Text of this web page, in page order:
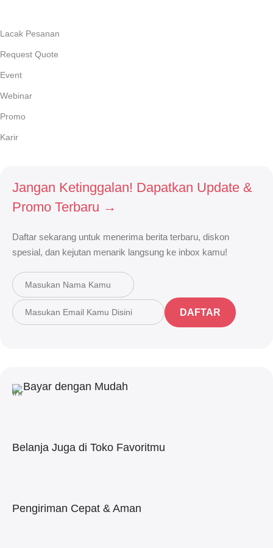
Lacak Pesanan
Request Quote
Event
Webinar
Promo
Karir
Jangan Ketinggalan! Dapatkan Update &
Promo Terbaru →
Daftar sekarang untuk menerima berita terbaru, diskon
spesial, dan kejutan menarik langsung ke inbox kamu!
DAFTAR
Bayar dengan Mudah
Belanja Juga di Toko Favoritmu
Pengiriman Cepat & Aman